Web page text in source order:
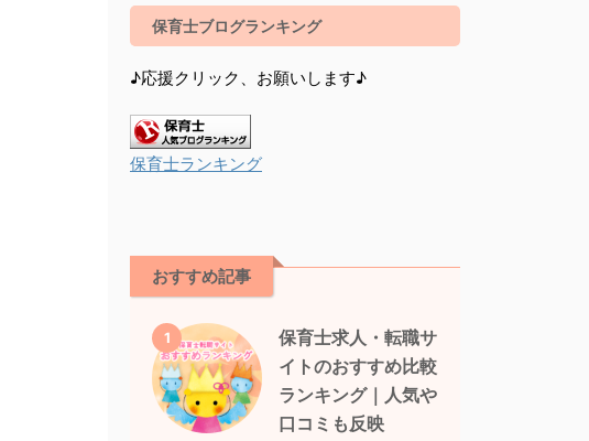
保育士ブログランキング
♪応援クリック、お願いします♪
保育士ランキング
おすすめ記事
1
保育士求人・転職サ
イトのおすすめ比較
ランキング｜人気や
口コミも反映